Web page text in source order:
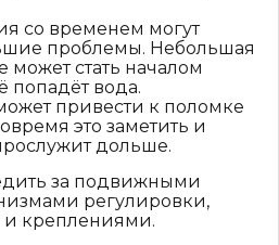
со временем могут
проблемы. Небольшая
может стать началом
попадёт вода.
привести к поломке
это заметить и
дольше.
за подвижными
регулировки,
креплениями.